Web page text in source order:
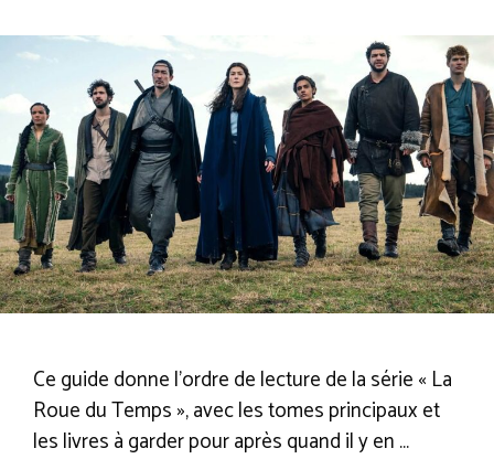
Ce guide donne l’ordre de lecture de la série « La
Roue du Temps », avec les tomes principaux et
les livres à garder pour après quand il y en …